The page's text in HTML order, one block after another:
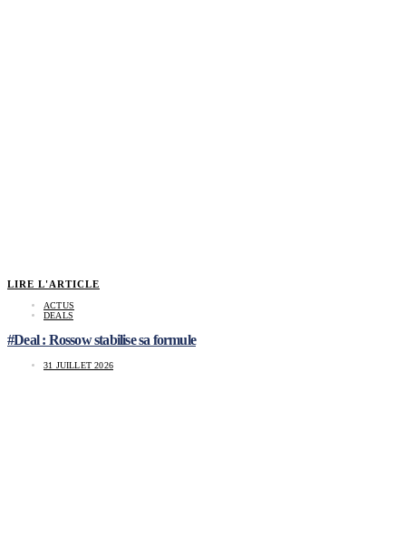
LIRE L'ARTICLE
ACTUS
DEALS
#Deal : Rossow stabilise sa formule
31 JUILLET 2026